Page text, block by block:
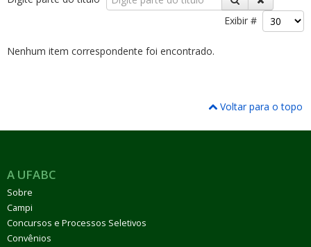
Exibir #
Nenhum item correspondente foi encontrado.
Voltar para o topo
A UFABC
Sobre
Campi
Concursos e Processos Seletivos
Convênios